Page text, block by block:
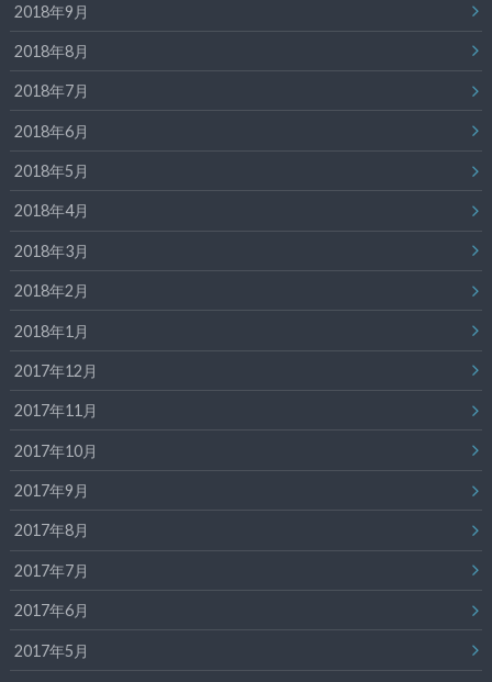
2018年9月
2018年8月
2018年7月
2018年6月
2018年5月
2018年4月
2018年3月
2018年2月
2018年1月
2017年12月
2017年11月
2017年10月
2017年9月
2017年8月
2017年7月
2017年6月
2017年5月